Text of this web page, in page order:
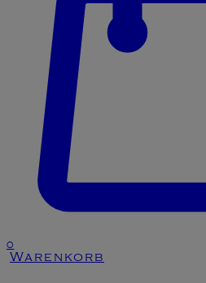
0
Warenkorb